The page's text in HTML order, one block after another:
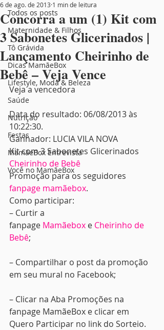
Todos os posts
Maternidade & Filhos
Tô Grávida
Dicas MamãeBox
Lifestyle, Moda & Beleza
Saúde
Nutrição
Festas
MamãeBox Entrevista
Você no MamãeBox
Concorra a um (1) Kit com
3 Sabonetes Glicerinados |
Lançamento Cheirinho de
Bebê – Veja Vence
6 de ago. de 2013 1 min de leitura
Veja a vencedora
Data do resultado: 06/08/2013 às
10:22:30.
Ganhador: LUCIA VILA NOVA
Kit com 3 Sabonetes Glicerinados
Cheirinho de Bebê
Promoção para os seguidores
fanpage mamãebox.
Como participar:
– Curtir a
fanpage Mamãebox e Cheirinho de
Bebê;
– Compartilhar o post da promoção
em seu mural no Facebook;
– Clicar na Aba Promoções na
fanpage MamãeBox e clicar em
Quero Participar no link do Sorteio.